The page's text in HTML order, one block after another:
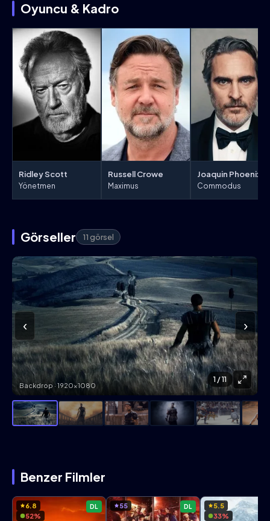
Oyuncu & Kadro
Ridley Scott
Yönetmen
Russell Crowe
Maximus
Joaquin Phoenix
Commodus
Görseller 11 görsel
‹
Backdrop · 1920×1080
›
1 / 11
Benzer Filmler
DL
6.8
52%
DL
55
5.5
33%